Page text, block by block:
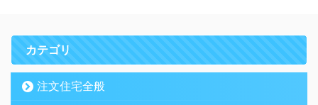
カテゴリ
注文住宅全般